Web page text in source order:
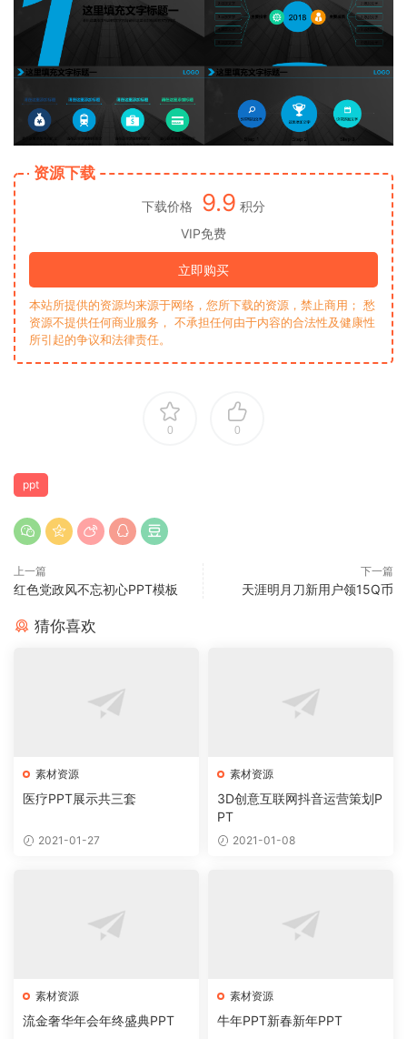
资源下载
下载价格 9.9 积分
VIP免费
立即购买
本站所提供的资源均来源于网络，您所下载的资源，禁止商用； 愁
资源不提供任何商业服务， 不承担任何由于内容的合法性及健康性
所引起的争议和法律责任。
0 0
ppt
上一篇
红色党政风不忘初心PPT模板
下一篇
天涯明月刀新用户领15Q币
猜你喜欢
素材资源
医疗PPT展示共三套
2021-01-27
素材资源
3D创意互联网抖音运营策划P
PT
2021-01-08
素材资源
流金奢华年会年终盛典PPT
素材资源
牛年PPT新春新年PPT